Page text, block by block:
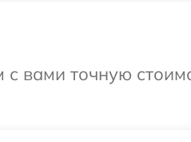
вами точную